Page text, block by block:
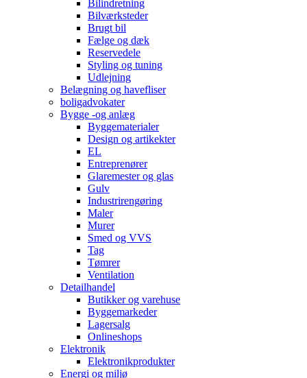
Bilindretning
Bilværksteder
Brugt bil
Fælge og dæk
Reservedele
Styling og tuning
Udlejning
Belægning og havefliser
boligadvokater
Bygge -og anlæg
Byggematerialer
Design og artikekter
EL
Entreprenører
Glaremester og glas
Gulv
Industrirengøring
Maler
Murer
Smed og VVS
Tag
Tømrer
Ventilation
Detailhandel
Butikker og varehuse
Byggemarkeder
Lagersalg
Onlineshops
Elektronik
Elektronikprodukter
Energi og miljø